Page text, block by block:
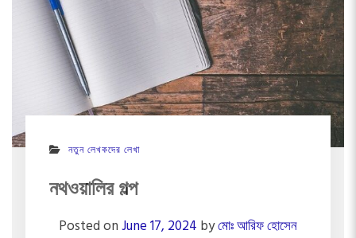
নতুন লেখকদের লেখা
নথওয়ালির গল্প
Posted onJune 17, 2024 byমোঃ আরিফ হোসেন